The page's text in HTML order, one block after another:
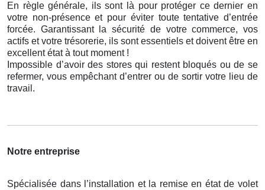
En règle générale, ils sont là pour protéger ce dernier en
votre non-présence et pour éviter toute tentative d’entrée
forcée. Garantissant la sécurité de votre commerce, vos
actifs et votre trésorerie, ils sont essentiels et doivent être en
excellent état à tout moment !
Impossible d’avoir des stores qui restent bloqués ou de se
refermer, vous empêchant d’entrer ou de sortir votre lieu de
travail.
Notre entreprise
Spécialisée dans l’installation et la remise en état de volet